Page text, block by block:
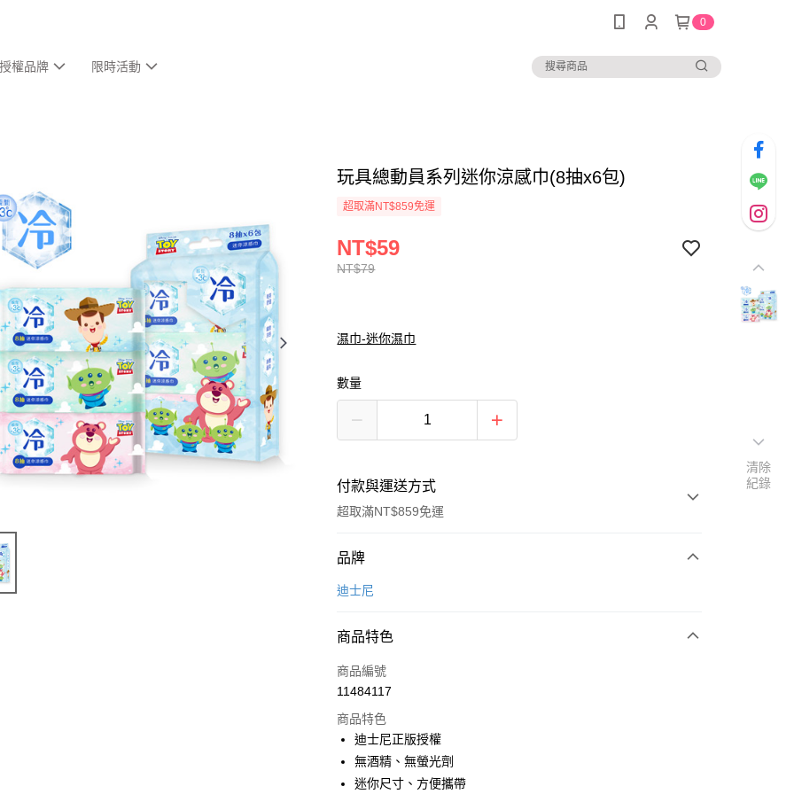
0
權品牌 限時活動
玩具總動員系列迷你涼感巾(8抽x6包)
超取滿NT$859免運
NT$79
NT$59
濕巾-迷你濕巾
數量
付款與運送方式
超取滿NT$859免運
付款方式
信用卡一次付款
Apple Pay
悠遊付
全盈+PAY
ATM付款
品牌
迪士尼
商品特色
商品編號
11484117
商品特色
迪士尼正版授權
無酒精、無螢光劑
迷你尺寸、方便攜帶
清除
紀錄